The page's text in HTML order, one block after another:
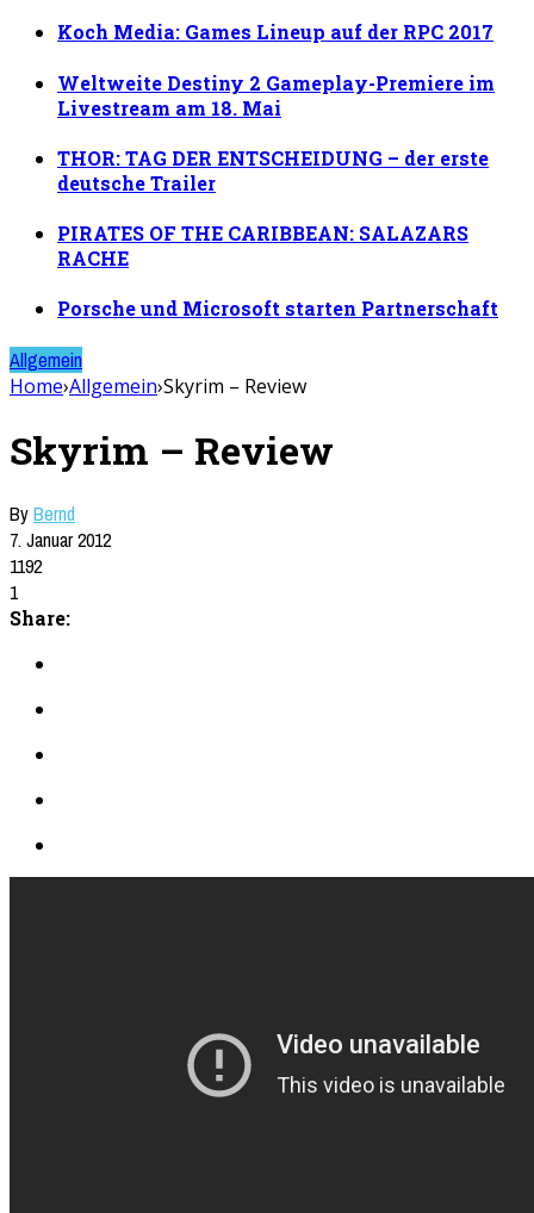
Koch Media: Games Lineup auf der RPC 2017
Weltweite Destiny 2 Gameplay-Premiere im
Livestream am 18. Mai
THOR: TAG DER ENTSCHEIDUNG – der erste
deutsche Trailer
PIRATES OF THE CARIBBEAN: SALAZARS
RACHE
Porsche und Microsoft starten Partnerschaft
Allgemein
Home›Allgemein›Skyrim – Review
Skyrim – Review
ByBernd
7. Januar 2012
1192
1
Share: